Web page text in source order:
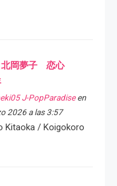
北岡夢子 恋心
J-PopParadiseen
2026 a las 3:57
Kitaoka / Koigokoro